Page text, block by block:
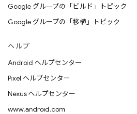
Google グループの「ビルド」トピック
Google グループの「移植」トピック
ヘルプ
Android ヘルプセンター
Pixel ヘルプセンター
Nexus ヘルプセンター
www.android.com